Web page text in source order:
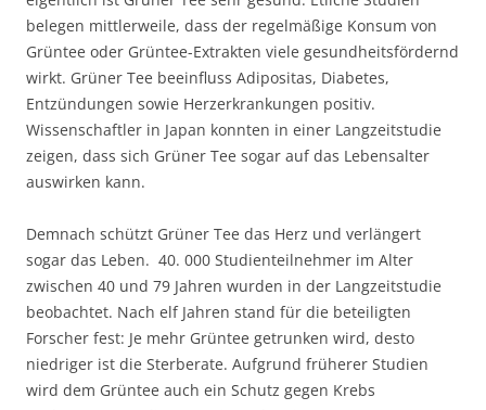
belegen mittlerweile, dass der regelmäßige Konsum von
Grüntee oder Grüntee-Extrakten viele gesundheitsfördernd
wirkt. Grüner Tee beeinfluss Adipositas, Diabetes,
Entzündungen sowie Herzerkrankungen positiv.
Wissenschaftler in Japan konnten in einer Langzeitstudie
zeigen, dass sich Grüner Tee sogar auf das Lebensalter
auswirken kann.
Demnach schützt Grüner Tee das Herz und verlängert
sogar das Leben. 40. 000 Studienteilnehmer im Alter
zwischen 40 und 79 Jahren wurden in der Langzeitstudie
beobachtet. Nach elf Jahren stand für die beteiligten
Forscher fest: Je mehr Grüntee getrunken wird, desto
niedriger ist die Sterberate. Aufgrund früherer Studien
wird dem Grüntee auch ein Schutz gegen Krebs